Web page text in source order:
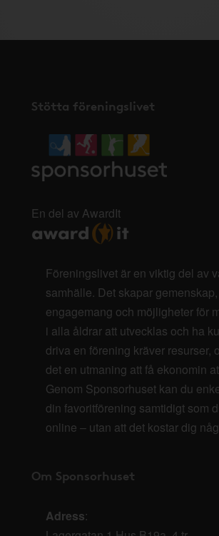
Stötta föreningslivet
En del av AwardIt
Föreningslivet är en viktig del av
samhälle. Det skapar gemenskap,
engagemang och möjligheter för
i alla åldrar att utvecklas och ha
driva en förening kräver resurser,
det en utmaning att få ekonomin
Genom Sponsorhuset kan du
din favoritförening samtidigt som
online – utan att det kostar dig
Om Sponsorhuset
Adress: